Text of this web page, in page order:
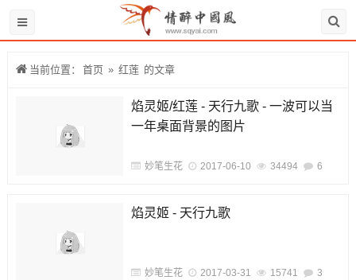
当前位置： 首页 » 红莲 的文章
焰灵姬/红莲 - 天行九歌 - 一波可以当
一年桌面背景的图片
妙笔生花 2017-06-10 34494 6
焰灵姬 - 天行九歌
妙笔生花 2017-03-31 15741 3